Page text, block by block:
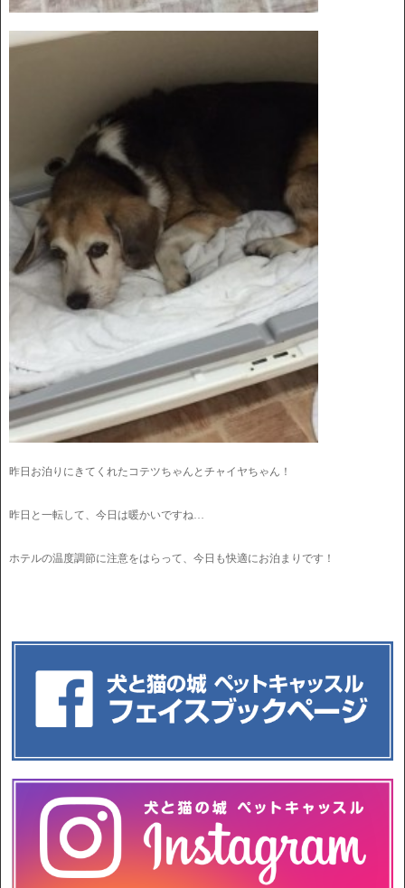
昨日お泊りにきてくれたコテツちゃんとチャイヤちゃん！
昨日と一転して、今日は暖かいですね…
ホテルの温度調節に注意をはらって、今日も快適にお泊まりです！